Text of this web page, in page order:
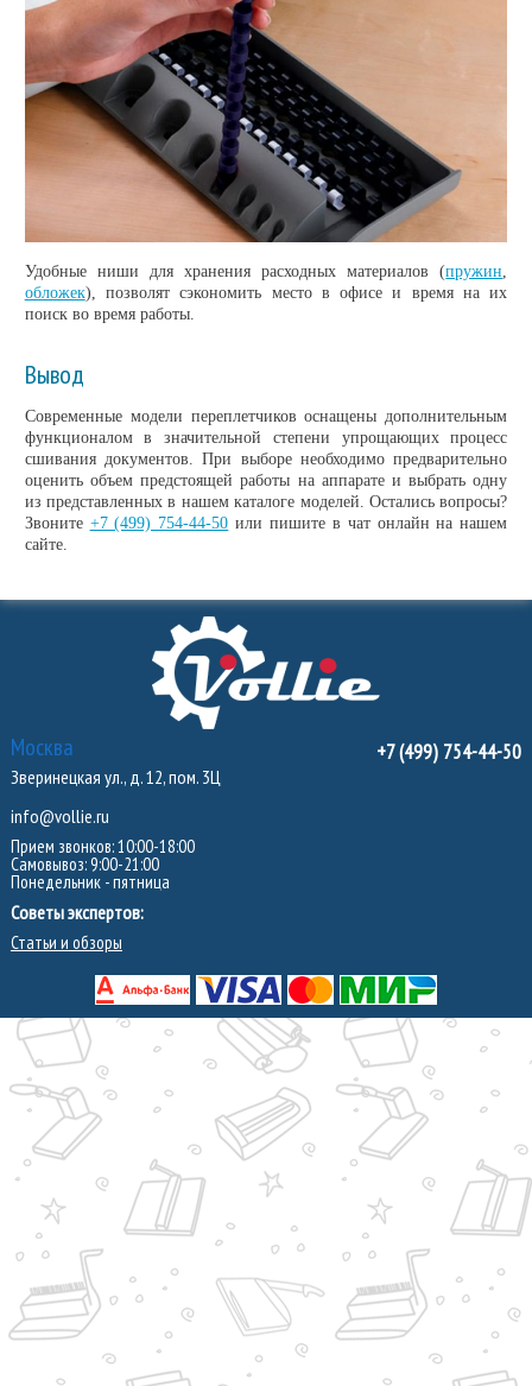
Удобные ниши для хранения расходных материалов (пружин,
обложек), позволят сэкономить место в офисе и время на их
поиск во время работы.
Вывод
Современные модели переплетчиков оснащены дополнительным
функционалом в значительной степени упрощающих процесс
сшивания документов. При выборе необходимо предварительно
оценить объем предстоящей работы на аппарате и выбрать одну
из представленных в нашем каталоге моделей. Остались вопросы?
Звоните +7 (499) 754-44-50 или пишите в чат онлайн на нашем
сайте.
Москва
Зверинецкая ул., д. 12, пом. 3Ц
info@vollie.ru
Прием звонков: 10:00-18:00
Самовывоз: 9:00-21:00
Понедельник - пятница
Советы экспертов:
Статьи и обзоры
+7 (499) 754-44-50